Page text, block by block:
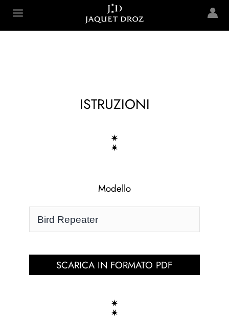
content
Jaquet Droz
ISTRUZIONI
Modello
SCARICA IN FORMATO PDF